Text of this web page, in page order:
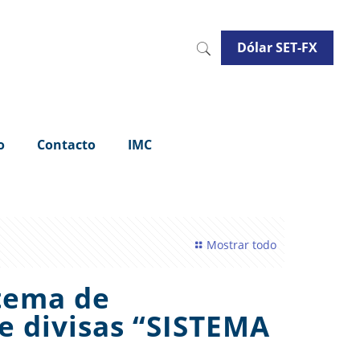
Contacto IMC
Dólar SET-FX
Mostrar todo
de
“SISTEMA